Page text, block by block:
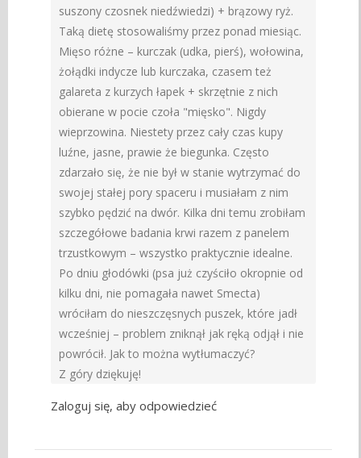
suszony czosnek niedźwiedzi) + brązowy ryż.
Taką dietę stosowaliśmy przez ponad miesiąc.
Mięso różne – kurczak (udka, pierś), wołowina,
żołądki indycze lub kurczaka, czasem też
galareta z kurzych łapek + skrzętnie z nich
obierane w pocie czoła "mięsko". Nigdy
wieprzowina. Niestety przez cały czas kupy
luźne, jasne, prawie że biegunka. Często
zdarzało się, że nie był w stanie wytrzymać do
swojej stałej pory spaceru i musiałam z nim
szybko pędzić na dwór. Kilka dni temu zrobiłam
szczegółowe badania krwi razem z panelem
trzustkowym – wszystko praktycznie idealne.
Po dniu głodówki (psa już czyściło okropnie od
kilku dni, nie pomagała nawet Smecta)
wróciłam do nieszczęsnych puszek, które jadł
wcześniej – problem zniknął jak ręką odjął i nie
powrócił. Jak to można wytłumaczyć?
Z góry dziękuję!
Zaloguj się, aby odpowiedzieć